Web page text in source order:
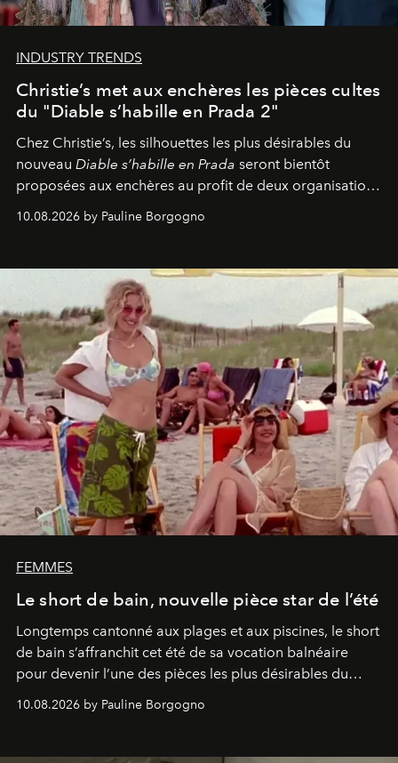
INDUSTRY TRENDS
Christie’s met aux enchères les pièces cultes
du "Diable s’habille en Prada 2"
Chez Christie’s, les silhouettes les plus désirables du
nouveau Diable s’habille en Prada seront bientôt
proposées aux enchères au profit de deux organisations
engagées pour la presse et la mode.
10.08.2026 by Pauline Borgogno
FEMMES
Le short de bain, nouvelle pièce star de l’été
Longtemps cantonné aux plages et aux piscines, le short
de bain s’affranchit cet été de sa vocation balnéaire
pour devenir l’une des pièces les plus désirables du
10.08.2026 by Pauline Borgogno